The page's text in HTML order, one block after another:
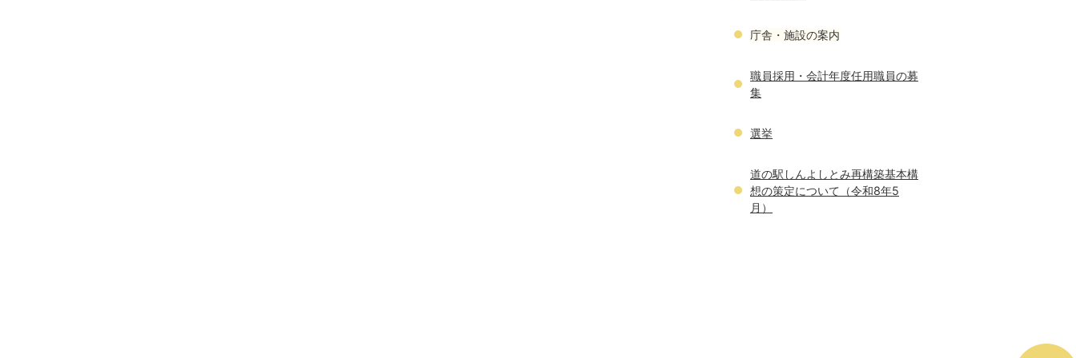
庁舎・施設の案内
職員採用・会計年度任用職員の募
集
選挙
道の駅しんよしとみ再構築基本構
想の策定について（令和8年5
月）